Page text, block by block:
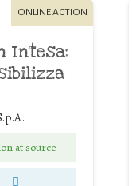
ONLINE ACTION
Intesa:
at source